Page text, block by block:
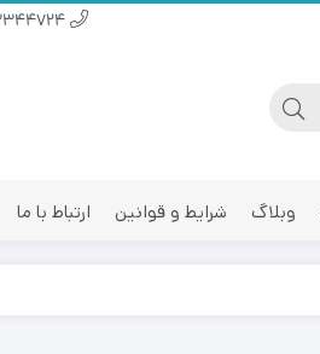
وبلاگ شرایط و قوانین ارتباط با ما